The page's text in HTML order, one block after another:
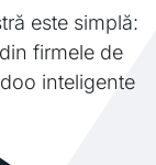
este simplă:
firmele de
inteligente